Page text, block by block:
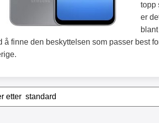
topp
er
å finne den beskyttelsen som passer best
sorter
standard